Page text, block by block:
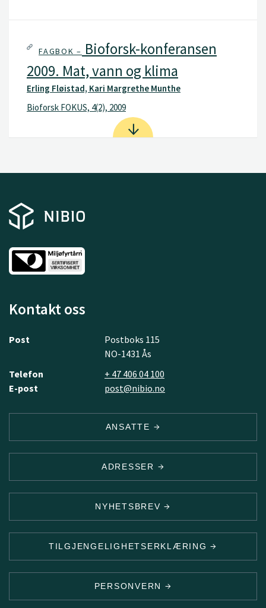
FAGBOK – Bioforsk-konferansen
2009. Mat, vann og klima
Erling Fløistad, Kari Margrethe Munthe
Bioforsk FOKUS, 4(2), 2009
Kontakt oss
Post
Postboks 115
NO-1431 Ås
Telefon
+ 47 406 04 100
E-post
post@nibio.no
ANSATTE
ADRESSER
NYHETSBREV
TILGJENGELIGHETSERKLÆRING
PERSONVERN